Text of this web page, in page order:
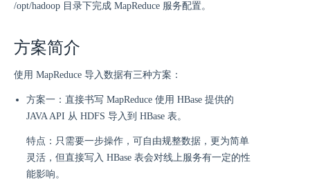
/opt/hadoop 目录下完成 MapReduce 服务配置。
方案简介
使用 MapReduce 导入数据有三种方案：
方案一：直接书写 MapReduce 使用 HBase 提供的
JAVA API 从 HDFS 导入到 HBase 表。
特点：只需要一步操作，可自由规整数据，更为简单
灵活，但直接写入 HBase 表会对线上服务有一定的性
能影响。